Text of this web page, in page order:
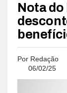
Nota
Por Redação
06/02/25